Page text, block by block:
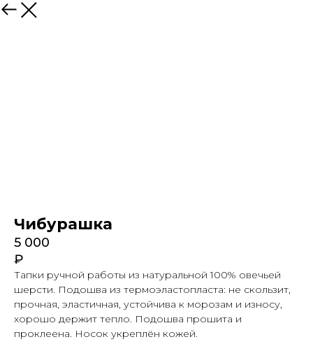
Чибурашка
5 000
₽
Тапки ручной работы из натуральной 100% овечьей
шерсти. Подошва из термоэластопласта: не скользит,
прочная, эластичная, устойчива к морозам и износу,
хорошо держит тепло. Подошва прошита и
проклеена. Носок укреплён кожей.